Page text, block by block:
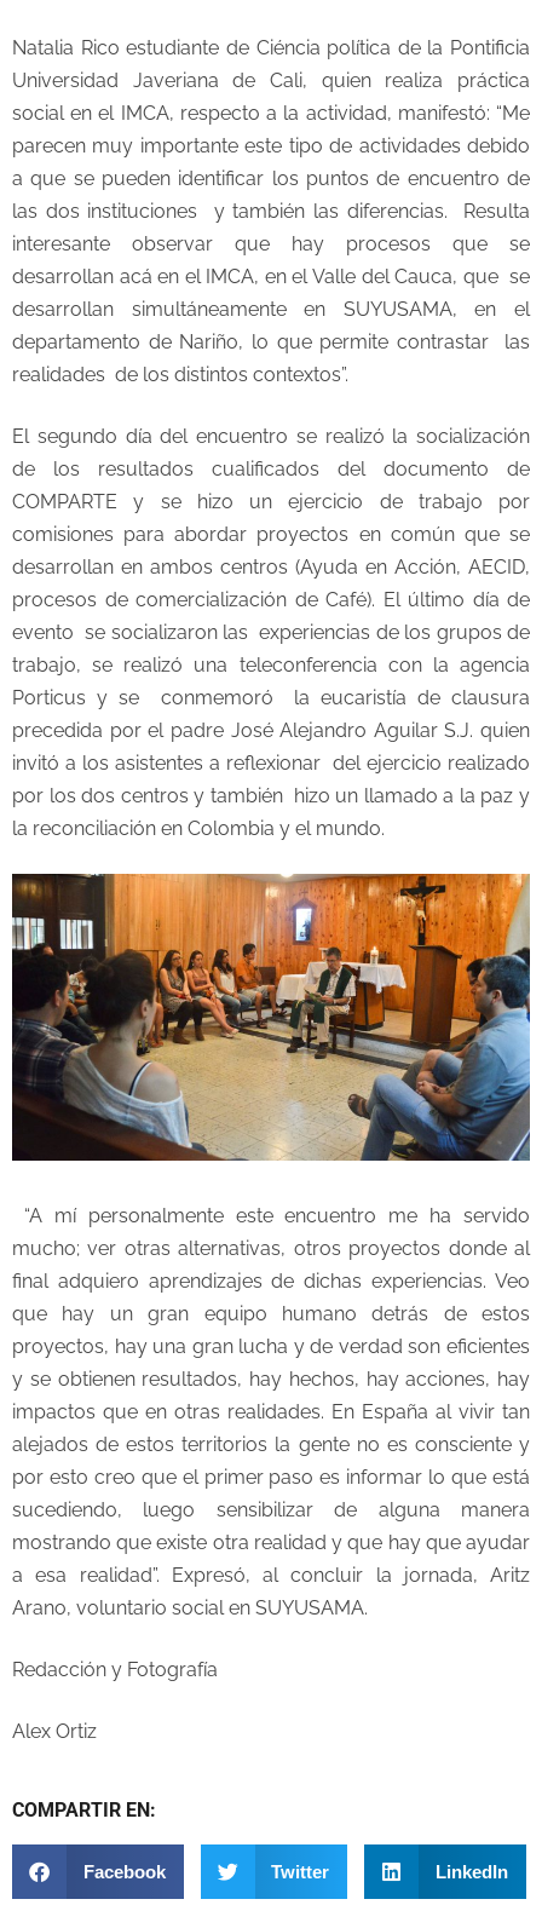
Natalia Rico estudiante de Ciéncia política de la Pontificia
Universidad Javeriana de Cali, quien realiza práctica
social en el IMCA, respecto a la actividad, manifestó: “Me
parecen muy importante este tipo de actividades debido
a que se pueden identificar los puntos de encuentro de
las dos instituciones y también las diferencias. Resulta
interesante observar que hay procesos que se
desarrollan acá en el IMCA, en el Valle del Cauca, que se
desarrollan simultáneamente en SUYUSAMA, en el
departamento de Nariño, lo que permite contrastar las
realidades de los distintos contextos”.
El segundo día del encuentro se realizó la socialización
de los resultados cualificados del documento de
COMPARTE y se hizo un ejercicio de trabajo por
comisiones para abordar proyectos en común que se
desarrollan en ambos centros (Ayuda en Acción, AECID,
procesos de comercialización de Café). El último día de
evento se socializaron las experiencias de los grupos de
trabajo, se realizó una teleconferencia con la agencia
Porticus y se conmemoró la eucaristía de clausura
precedida por el padre José Alejandro Aguilar S.J. quien
invitó a los asistentes a reflexionar del ejercicio realizado
por los dos centros y también hizo un llamado a la paz y
la reconciliación en Colombia y el mundo.
“A mí personalmente este encuentro me ha servido
mucho; ver otras alternativas, otros proyectos donde al
final adquiero aprendizajes de dichas experiencias. Veo
que hay un gran equipo humano detrás de estos
proyectos, hay una gran lucha y de verdad son eficientes
y se obtienen resultados, hay hechos, hay acciones, hay
impactos que en otras realidades. En España al vivir tan
alejados de estos territorios la gente no es consciente y
por esto creo que el primer paso es informar lo que está
sucediendo, luego sensibilizar de alguna manera
mostrando que existe otra realidad y que hay que ayudar
a esa realidad”. Expresó, al concluir la jornada, Aritz
Arano, voluntario social en SUYUSAMA.
Redacción y Fotografía
Alex Ortiz
COMPARTIR EN:
Facebook Twitter LinkedIn